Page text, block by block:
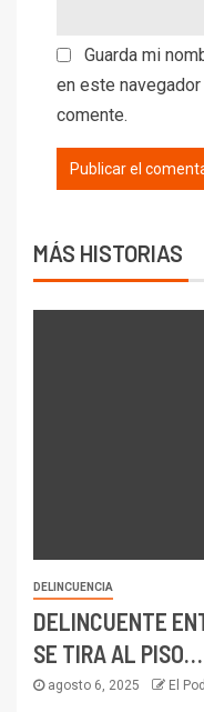
Guarda mi
en este
comente.
MÁS HISTORIAS
DELINCUENCIA
DELINCUENTE
SE TIRA AL
agosto 6, 2025 El